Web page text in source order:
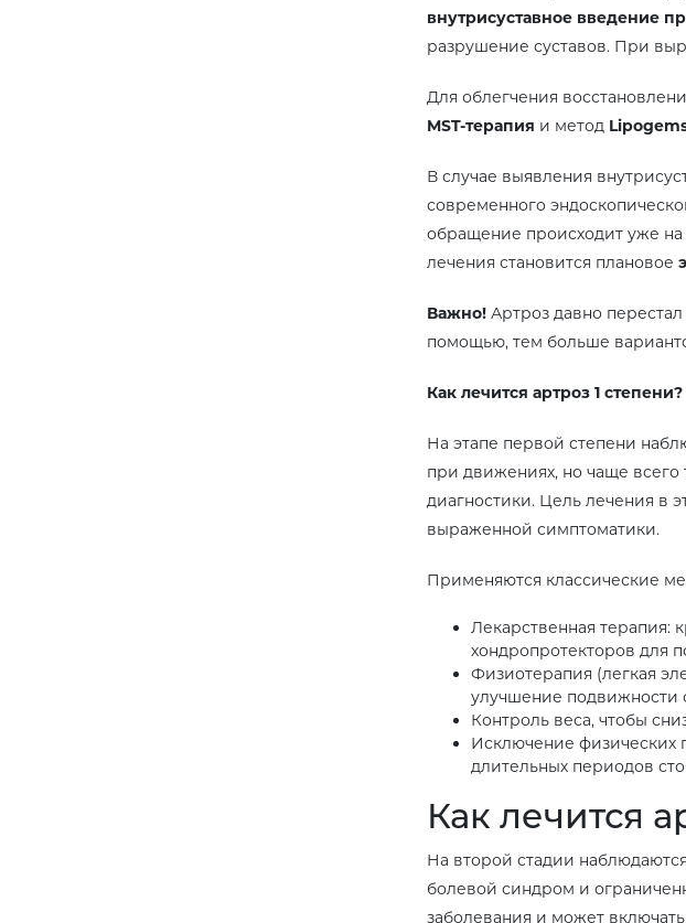
внутрисуставное введение
разрушение суставов. При
Для облегчения
MST-терапия и метод
В случае выявления
современного
обращение происходит уже на
лечения становится плановое
Важно! Артроз давно
помощью, тем больше
Как лечится артроз 1 степени?
На этапе первой степени
при движениях, но чаще
диагностики. Цель лечения в
выраженной симптоматики.
Применяются классические
Лекарственная
хондропротекторов для
Физиотерапия (легкая
улучшение подвижности
Контроль веса, чтобы
Исключение физических
длительных периодов
Как лечится
На второй стадии
болевой синдром и
заболевания и может